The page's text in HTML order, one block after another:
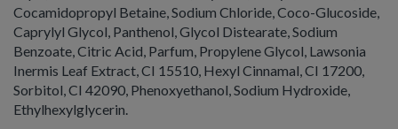
Cocamidopropyl Betaine, Sodium Chloride, Coco-Glucoside,
Caprylyl Glycol, Panthenol, Glycol Distearate, Sodium
Benzoate, Citric Acid, Parfum, Propylene Glycol, Lawsonia
Inermis Leaf Extract, CI 15510, Hexyl Cinnamal, CI 17200,
Sorbitol, CI 42090, Phenoxyethanol, Sodium Hydroxide,
Ethylhexylglycerin.